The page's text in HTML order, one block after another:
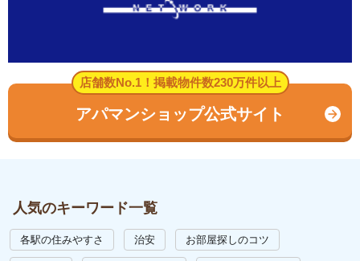
店舗数No.1！掲載物件数230万件以上
アパマンショップ公式サイト
人気のキーワード一覧
各駅の住みやすさ 治安 お部屋探しのコツ